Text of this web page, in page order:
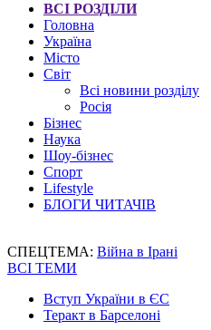
ВСІ РОЗДІЛИ
Головна
Україна
Місто
Світ
Всі новини розділу
Росія
Бізнес
Наука
Шоу-бізнес
Спорт
Lifestyle
БЛОГИ ЧИТАЧІВ
СПЕЦТЕМА: Війна в Ірані
ВСІ ТЕМИ
Вступ України в ЄС
Теракт в Барселоні